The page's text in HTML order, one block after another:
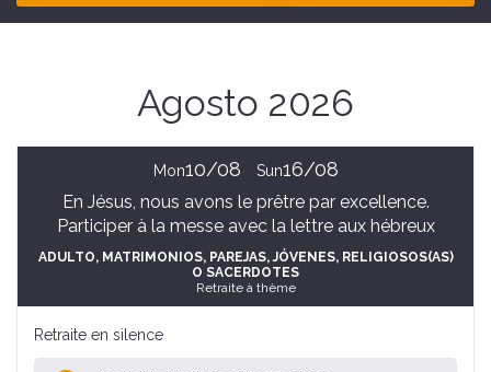
Agosto 2026
Mon10/08 Sun16/08
En Jésus, nous avons le prêtre par excellence.
Participer à la messe avec la lettre aux hébreux
ADULTO, MATRIMONIOS, PAREJAS, JÓVENES, RELIGIOSOS(AS)
O SACERDOTES
Retraite à thème
Retraite en silence